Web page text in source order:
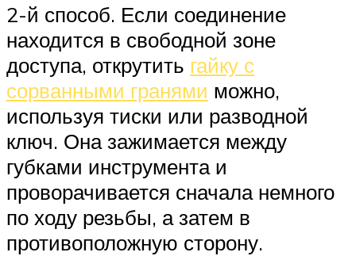
2-й способ. Если соединение
находится в свободной зоне
доступа, открутить гайку с
сорванными гранями можно,
используя тиски или разводной
ключ. Она зажимается между
губками инструмента и
проворачивается сначала немного
по ходу резьбы, а затем в
противоположную сторону.